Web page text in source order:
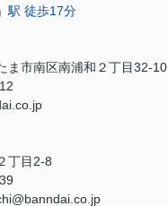
駅 徒歩17分
ま市南区南浦和２丁目32-10
丁目2-8